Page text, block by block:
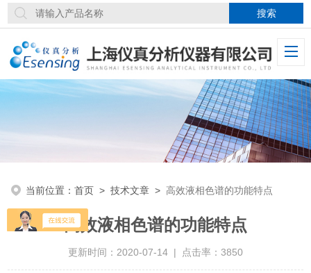
当前位置：首页 >技术文章 > 高效液相色谱的功能特点
高效液相色谱的功能特点
更新时间：2020-07-14 | 点击率：3850